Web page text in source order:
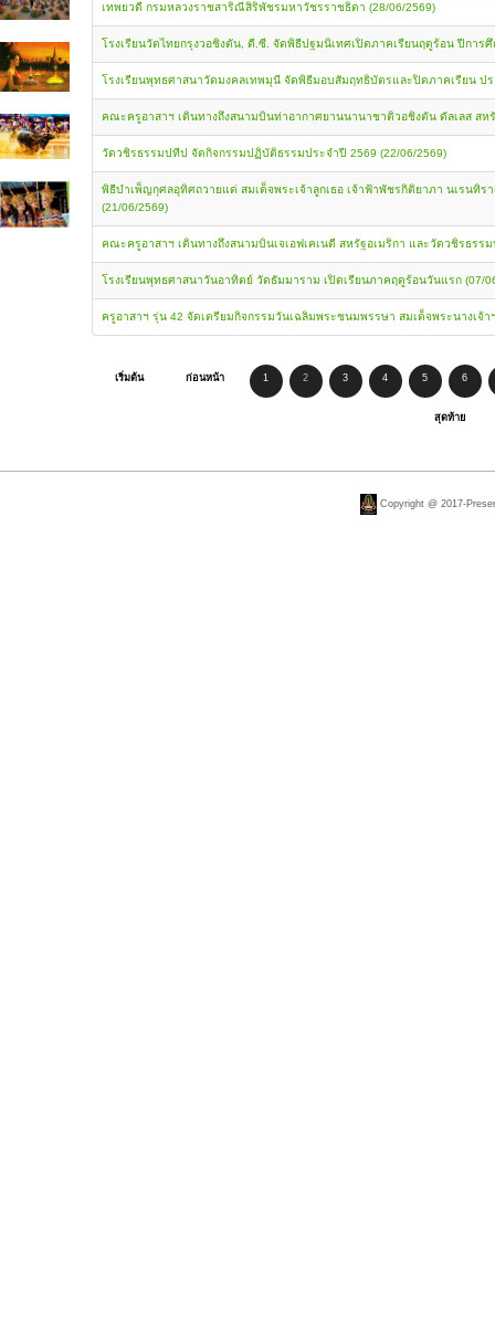
เทพยวดี กรมหลวงราชสาริณีสิริพัชรมหาวัชรราชธิดา (28/06/2569)
โรงเรียนวัดไทยกรุงวอชิงตัน, ดี.ซี. จัดพิธีปฐมนิเทศเปิดภาคเรียนฤดูร้อน ปีการศึ
โรงเรียนพุทธศาสนาวัดมงคลเทพมุนี จัดพิธีมอบสัมฤทธิบัตรและปิดภาคเรียน ปร
คณะครูอาสาฯ เดินทางถึงสนามบินท่าอากาศยานนานาชาติวอชิงตัน ดัลเลส สหรั
วัดวชิรธรรมปทีป จัดกิจกรรมปฏิบัติธรรมประจำปี 2569 (22/06/2569)
พิธีบำเพ็ญกุศลอุทิศถวายแด่ สมเด็จพระเจ้าลูกเธอ เจ้าฟ้าพัชรกิติยาภา นเรนทิ
(21/06/2569)
คณะครูอาสาฯ เดินทางถึงสนามบินเจเอฟเคเนดี สหรัฐอเมริกา และวัดวชิรธรร
โรงเรียนพุทธศาสนาวันอาทิตย์ วัดธัมมาราม เปิดเรียนภาคฤดูร้อนวันแรก (07/
ครูอาสาฯ รุ่น 42 จัดเตรียมกิจกรรมวันเฉลิมพระชนมพรรษา สมเด็จพระนางเจ้
เริ่มต้น ก่อนหน้า 1 2 3 4 5 6
สุดท้าย
Copyright @ 2017-